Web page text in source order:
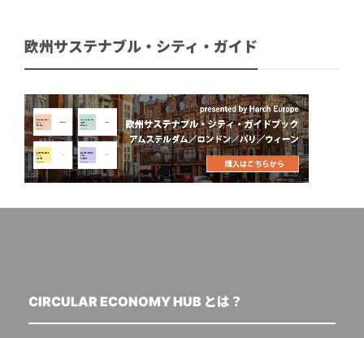
欧州サステナブル・シティ・ガイド
CIRCULAR ECONOMY HUB とは？